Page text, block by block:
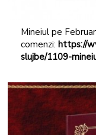
Mineiul pe
comenzi: https://
slujbe/1109-